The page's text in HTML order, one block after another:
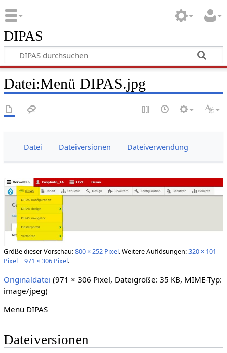
DIPAS
Datei:Menü DIPAS.jpg
Datei Dateiversionen Dateiverwendung
Größe dieser Vorschau:800 × 252 Pixel.Weitere Auflösungen:320 × 101
Pixel| 971 × 306 Pixel.
Originaldatei (971 × 306 Pixel, Dateigröße: 35 KB, MIME-Typ:
image/jpeg)
Menü DIPAS
Dateiversionen